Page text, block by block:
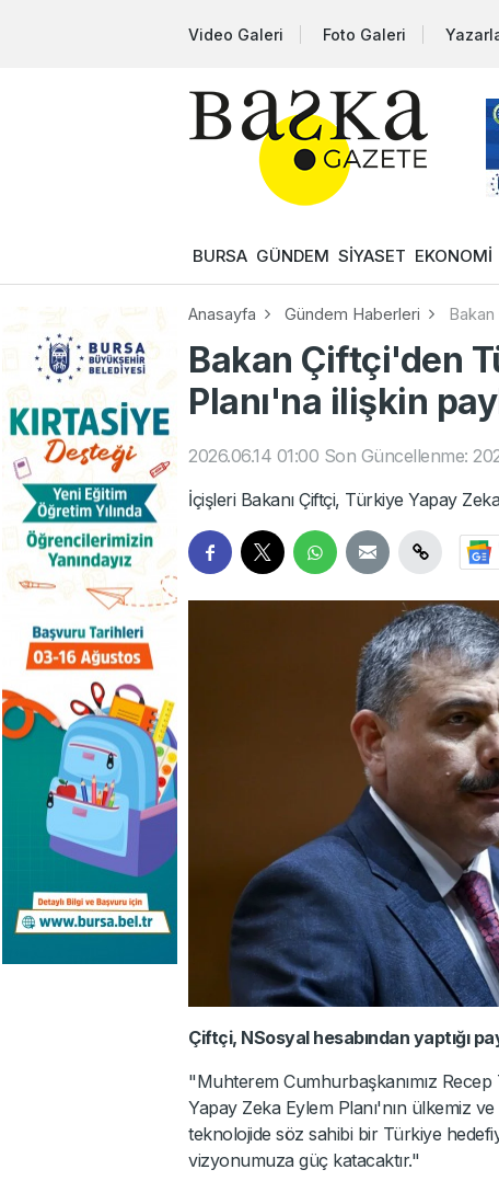
Video Galeri Foto Galeri
BURSA GÜNDEM SİYASET EKONOMİ
Anasayfa Gündem Haberleri
Bakan Çiftçi'den
Planı'na ilişkin
2026.06.14 01:00 Son Güncellenme:
İçişleri Bakanı Çiftçi, Türkiye Yapay
Çiftçi, NSosyal hesabından yaptığı
"Muhterem Cumhurbaşkanımız
Yapay Zeka Eylem Planı'nın ülkemiz ve
teknolojide söz sahibi bir Türkiye
vizyonumuza güç katacaktır."